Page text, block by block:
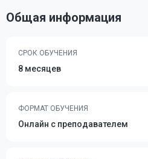
Общая информация
СРОК ОБУЧЕНИЯ
8 месяцев
ФОРМАТ ОБУЧЕНИЯ
Онлайн с преподавателем